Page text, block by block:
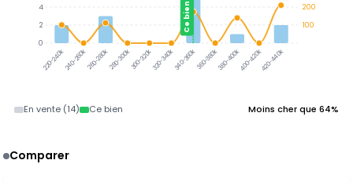
220-240k240-260k260-280k280-300k300-320k320-340k340-360k360-380k380-400k400-420k420-440k
Ce bien
200
100
4
2
0
En vente (14) Ce bien Moins cher que 64%
Comparer